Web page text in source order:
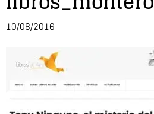
10/08/2016